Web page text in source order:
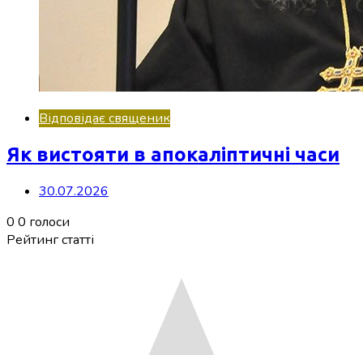
Відповідає священик
Як вистояти в апокаліптичні часи
30.07.2026
0 0 голоси
Рейтинг статті